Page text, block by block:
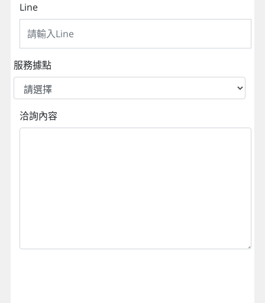
Line
服務據點
洽詢內容